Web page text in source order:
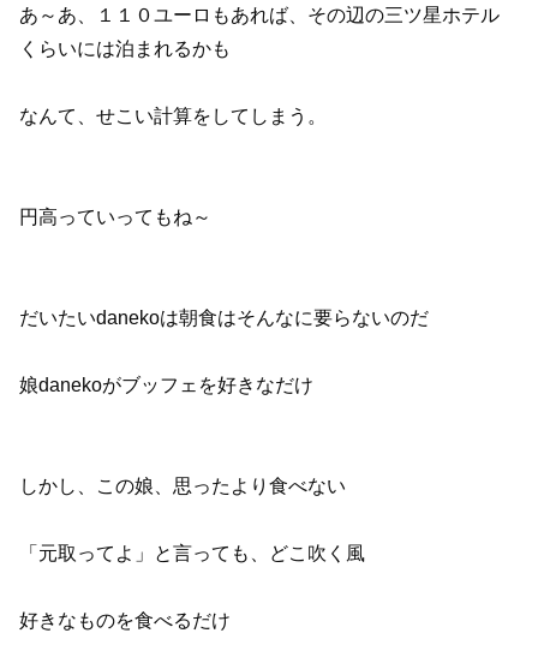
あ～あ、１１０ユーロもあれば、その辺の三ツ星ホテル
くらいには泊まれるかも
なんて、せこい計算をしてしまう。
円高っていってもね～
だいたいdanekoは朝食はそんなに要らないのだ
娘danekoがブッフェを好きなだけ
しかし、この娘、思ったより食べない
「元取ってよ」と言っても、どこ吹く風
好きなものを食べるだけ